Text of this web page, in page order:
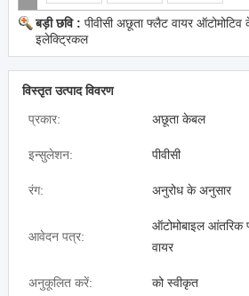
बड़ी छवि : पीवीसी अछूता फ्लैट वायर ऑटोमोटिव
इलेक्ट्रिकल
विस्तृत उत्पाद विवरण
प्रकार:
अछूता केबल
इन्सुलेशन: पीवीसी
रंग: अनुरोध के अनुसार
आवेदन पत्र:
ऑटोमोबाइल आंतरिक
वायर
अनुकूलित करें: को स्वीकृत